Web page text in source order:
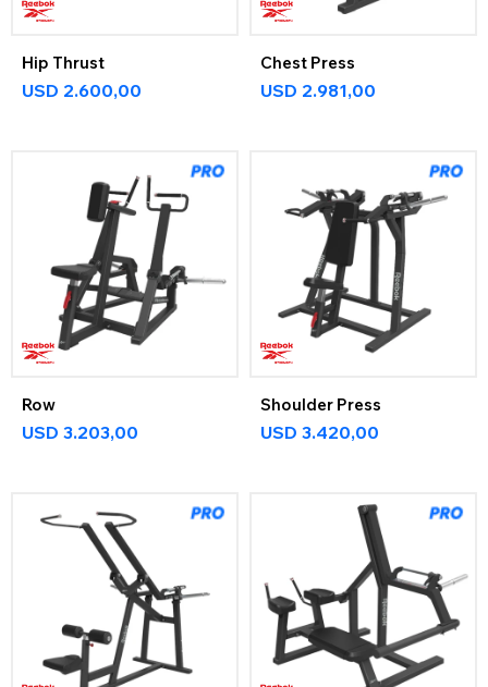
Hip Thrust
USD 2.600,00
Chest Press
USD 2.981,00
Row
USD 3.203,00
Shoulder Press
USD 3.420,00